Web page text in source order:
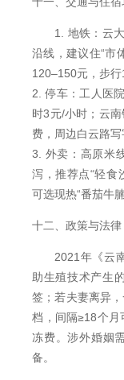
1. 地铁：云
沿线，建议住“市
120–150元，步行
2. 停车：工人医
时3元/小时；云
费，周边白云路写
3. 外卖：高原米
泻，推荐点“轻食
可选现热“番茄牛腩
十二、政策与法
2021年《云
助生殖技术产生
签；若夫妻离异
档，间隔≥18个月
冻费。涉外婚姻
备。